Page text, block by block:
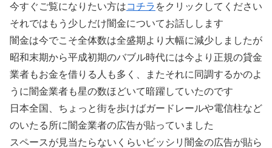
今すぐご覧になりたい方はコチラ をクリックしてください
それではもう少しだけ闇金についてお話しします
闇金は今でこそ全体数は全盛期より大幅に減少しましたが
昭和末期から平成初期のバブル時代には今より正規の貸金
業者もお金を借りる人も多く、またそれに同調するかのよ
うに闇金業者も星の数ほどいて暗躍していたのです
日本全国、ちょっと街を歩けばガードレールや電信柱など
のいたる所に闇金業者の広告が貼っていました
スペースが見当たらないくらいビッシリ闇金の広告が貼ら